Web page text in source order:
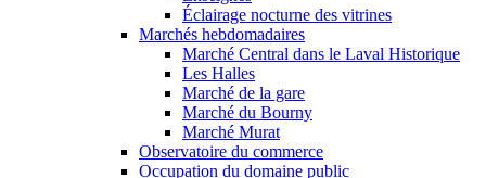
Éclairage nocturne des vitrines
Marchés hebdomadaires
Marché Central dans le Laval Historique
Les Halles
Marché de la gare
Marché du Bourny
Marché Murat
Observatoire du commerce
Occupation du domaine public